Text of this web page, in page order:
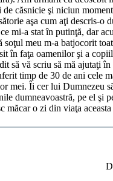
de căsnicie şi niciun
aşa cum aţi descris-o
mi-a stat în putinţă, dar
soţul meu m-a batjocorit
în faţa oamenilor şi a
să vă scriu să mă ajutaţi
timp de 30 de ani cele
mei. Îi cer lui Dumnezeu
dumneavoastră, pe el şi
măcar o zi din viaţa